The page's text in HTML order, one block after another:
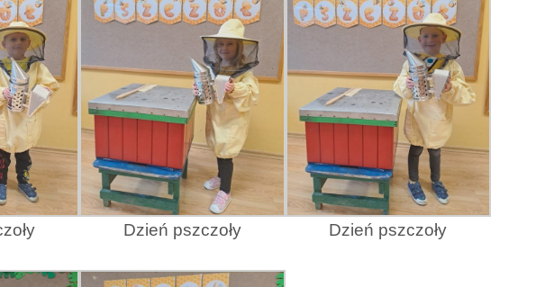
Dzień pszczoły Dzień pszczoły